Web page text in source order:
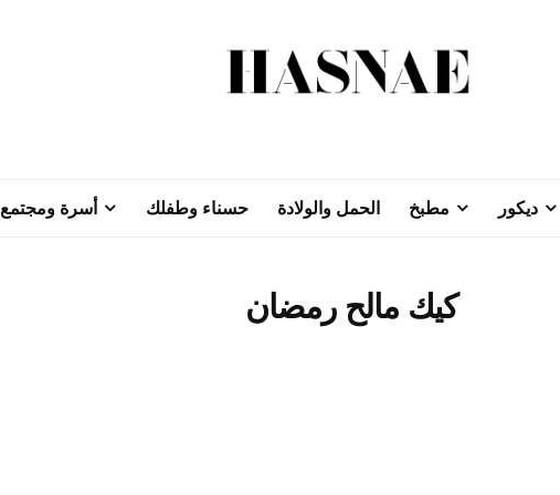
ديكور مطبخ الحمل والولادة حسناء وطفلك أسرة ومجتمع
كيك مالح رمضان